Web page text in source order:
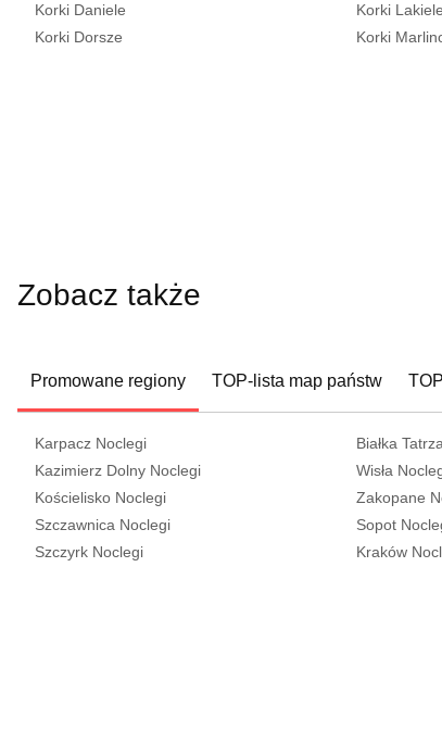
Korki Daniele
Korki Dorsze
Korki Lakiele
Korki
Zobacz także
Promowane regiony TOP-lista map państw
Karpacz Noclegi
Kazimierz Dolny Noclegi
Kościelisko Noclegi
Szczawnica Noclegi
Szczyrk Noclegi
Białka
Wisła
Zakopane
Sopot
Kraków